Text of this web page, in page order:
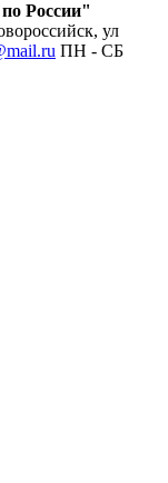
России"
ул
ПН - СБ